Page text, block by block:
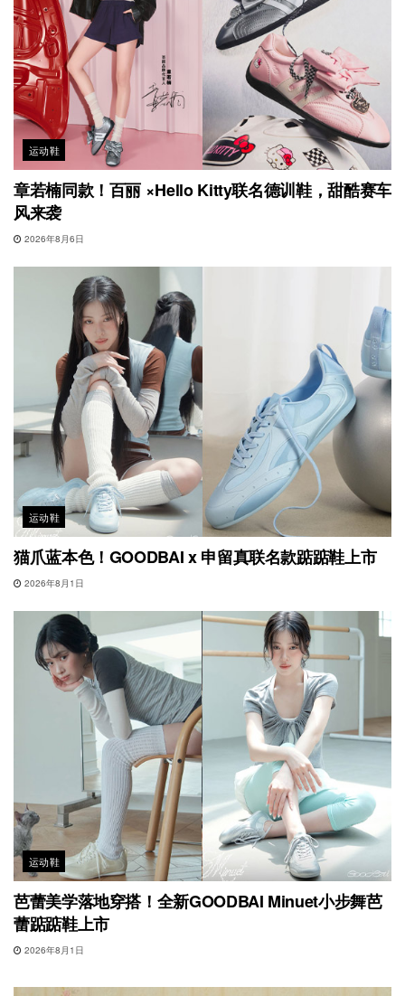
运动鞋
章若楠同款！百丽 ×Hello Kitty联名德训鞋，甜酷赛车
风来袭
2026年8月6日
运动鞋
猫爪蓝本色！GOODBAI x 申留真联名款踮踮鞋上市
2026年8月1日
运动鞋
芭蕾美学落地穿搭！全新GOODBAI Minuet小步舞芭
蕾踮踮鞋上市
2026年8月1日